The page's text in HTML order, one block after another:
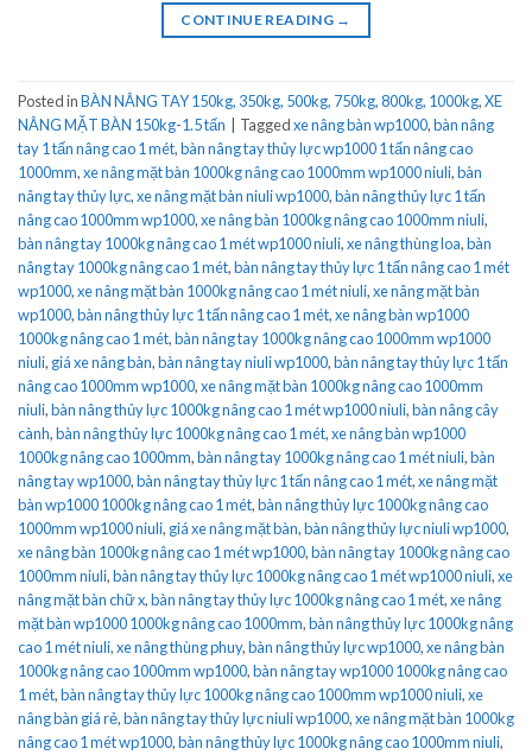
CONTINUE READING →
Posted inBÀN NÂNG TAY 150kg, 350kg, 500kg, 750kg, 800kg, 1000kg,XE
NÂNG MẶT BÀN 150kg-1.5 tấn
Taggedxe nâng bàn wp1000,bàn nâng
tay 1 tấn nâng cao 1 mét,bàn nâng tay thủy lực wp1000 1 tấn nâng cao
1000mm,xe nâng mặt bàn 1000kg nâng cao 1000mm wp1000 niuli,bàn
nâng tay thủy lực,xe nâng mặt bàn niuli wp1000,bàn nâng thủy lực 1 tấn
nâng cao 1000mm wp1000,xe nâng bàn 1000kg nâng cao 1000mm niuli,
bàn nâng tay 1000kg nâng cao 1 mét wp1000 niuli,xe nâng thùng loa,bàn
nâng tay 1000kg nâng cao 1 mét,bàn nâng tay thủy lực 1 tấn nâng cao 1 mét
wp1000,xe nâng mặt bàn 1000kg nâng cao 1 mét niuli,xe nâng mặt bàn
wp1000,bàn nâng thủy lực 1 tấn nâng cao 1 mét,xe nâng bàn wp1000
1000kg nâng cao 1 mét,bàn nâng tay 1000kg nâng cao 1000mm wp1000
niuli, giá xe nâng bàn,bàn nâng tay niuli wp1000,bàn nâng tay thủy lực 1 tấn
nâng cao 1000mm wp1000,xe nâng mặt bàn 1000kg nâng cao 1000mm
niuli,bàn nâng thủy lực 1000kg nâng cao 1 mét wp1000 niuli,bàn nâng cây
cành,bàn nâng thủy lực 1000kg nâng cao 1 mét,xe nâng bàn wp1000
1000kg nâng cao 1000mm,bàn nâng tay 1000kg nâng cao 1 mét niuli,bàn
nâng tay wp1000,bàn nâng tay thủy lực 1 tấn nâng cao 1 mét,xe nâng mặt
bàn wp1000 1000kg nâng cao 1 mét,bàn nâng thủy lực 1000kg nâng cao
1000mm wp1000 niuli, giá xe nâng mặt bàn,bàn nâng thủy lực niuli wp1000,
xe nâng bàn 1000kg nâng cao 1 mét wp1000,bàn nâng tay 1000kg nâng cao
1000mm niuli,bàn nâng tay thủy lực 1000kg nâng cao 1 mét wp1000 niuli,xe
nâng mặt bàn chữ x,bàn nâng tay thủy lực 1000kg nâng cao 1 mét,xe nâng
mặt bàn wp1000 1000kg nâng cao 1000mm,bàn nâng thủy lực 1000kg nâng
cao 1 mét niuli,xe nâng thùng phuy,bàn nâng thủy lực wp1000,xe nâng bàn
1000kg nâng cao 1000mm wp1000,bàn nâng tay wp1000 1000kg nâng cao
1 mét,bàn nâng tay thủy lực 1000kg nâng cao 1000mm wp1000 niuli,xe
nâng bàn giá rẻ,bàn nâng tay thủy lực niuli wp1000,xe nâng mặt bàn 1000kg
nâng cao 1 mét wp1000,bàn nâng thủy lực 1000kg nâng cao 1000mm niuli,